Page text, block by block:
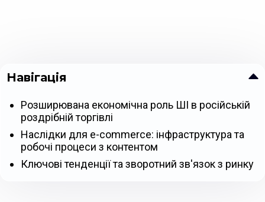
Навігація
Розширювана економічна роль ШІ в російській
роздрібній торгівлі
Наслідки для e-commerce: інфраструктура та
робочі процеси з контентом
Ключові тенденції та зворотний зв'язок з ринку